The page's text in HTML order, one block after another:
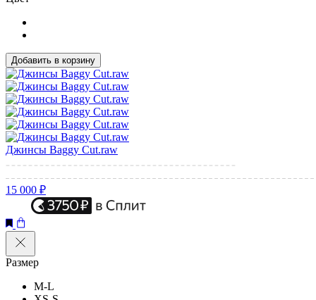
Добавить в корзину
Джинсы Baggy Cut.raw
15 000 ₽
Размер
M-L